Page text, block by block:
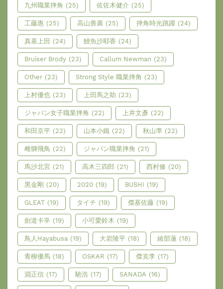
九州職業摔角 (25) 佐佐木健介 (25)
工藤惠 (25) 高山善廣 (25) 摔角時光跳躍 (24)
真基上田 (24) 鰻魚沙耶香 (24)
Bruiser Brody (23) Callum Newman (23)
Other (23) Strong Style 職業摔角 (23)
上村優也 (23) 上田馬之助 (23)
ジャパン女子職業摔角 (22) 上井文彥 (22)
和田京平 (22) 山本小鐵 (22) 秋山準 (22)
雌獅飛鳥 (22) ジャパン職業摔角 (21)
馬沙北宮 (21) 高木三四郎 (21) 西村修 (20)
黑金剛 (20) 2020 (19) BUSHI (19)
GLEAT (19) タイチ (19) 傑基佐藤 (19)
劍道卡辛 (19) 小可愛鈴木 (19)
鳥人Hayabusa (19) 大岩陵平 (18) 綾部蓮 (18)
青柳優馬 (18) OSKAR (17) 傑克李 (17)
淵正信 (17) 馳浩 (17) SANADA (16)